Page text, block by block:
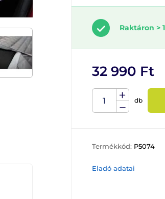
Raktáron >
32 990 Ft
db
Termékkód: P5074
Eladó adatai